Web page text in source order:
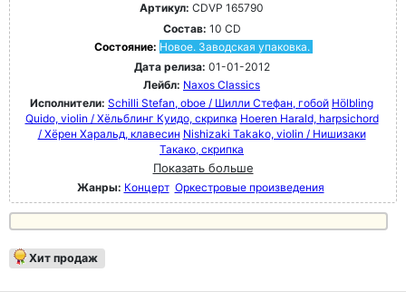
Артикул: CDVP 165790
Состав: 10 CD
Состояние: Новое. Заводская упаковка.
Дата релиза: 01-01-2012
Лейбл: Naxos Classics
Исполнители: Schilli Stefan, oboe / Шилли Стефан, гобой Hölbling
Quido, violin / Хёльблинг Куидо, скрипка Hoeren Harald, harpsichord
/ Хёрен Харальд, клавесин Nishizaki Takako, violin / Нишизаки
Такако, скрипка
Показать больше
Жанры: Концерт Оркестровые произведения
Хит продаж